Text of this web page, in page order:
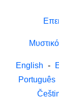
English -
Português